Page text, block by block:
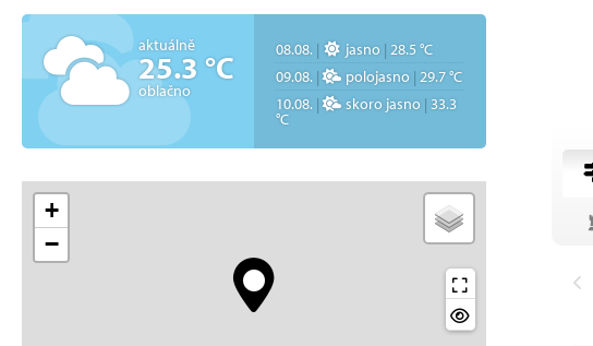
aktuálně
25.3 °C
oblačno
08.08. | jasno | 28.5 °C
09.08. | polojasno | 29.7 °C
10.08. | skoro jasno | 33.3
°C
+
−